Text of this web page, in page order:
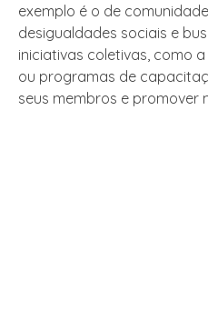
exemplo é o de
desigualdades sociais e
iniciativas coletivas, como
ou programas de
seus membros e promover